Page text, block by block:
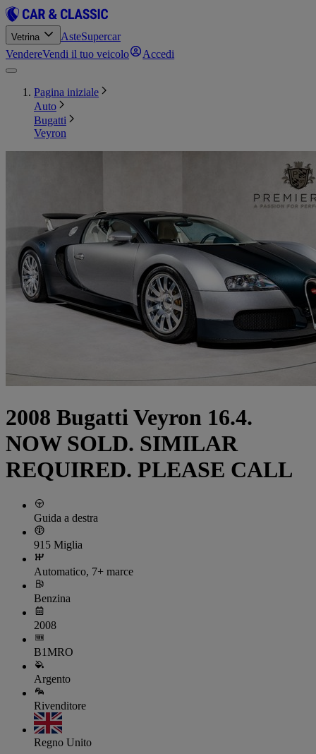
Vetrina AsteSupercar
VendereVendi il tuo veicolo Accedi
Pagina iniziale
Auto
Bugatti
Veyron
2008 Bugatti Veyron 16.4.
NOW SOLD. SIMILAR
REQUIRED. PLEASE CALL
Guida a destra
915 Miglia
Automatico, 7+ marce
Benzina
2008
B1MRO
Argento
Rivenditore
Regno Unito